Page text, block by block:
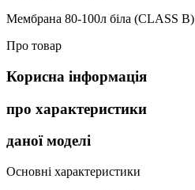
Мембрана 80-100л біла (CLASS B)
Про товар
Корисна інформація
про характеристики
даної моделі
Основні характеристики